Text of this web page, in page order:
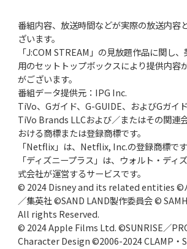
番組内容、放送時間などが実際の放送内容
ざいます。
「J:COM STREAM」の見放題作品に関し
用のセットトップボックスにより提供内容
がございます。
番組データ提供元：IPG Inc.
TiVo、Gガイド、G-GUIDE、およびGガイ
TiVo Brands LLCおよび／またはその関連
おける商標または登録商標です。
「Netflix」は、Netflix, Inc.の登録商標です
「ディズニープラス」は、ウォルト・ディ
式会社が運営するサービスです。
© 2024 Disney and its related entities ©
／集英社 ©SAND LAND製作委員会 ©
All rights Reserved.
© 2024 Apple Films Ltd. ©SUNRISE／
Character Design ©2006-2024 CLAMP・